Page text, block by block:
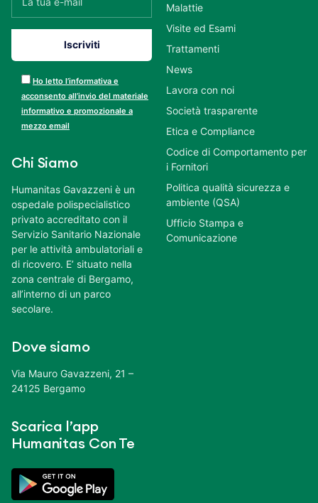
Ho letto l’informativa e
acconsento all’invio del materiale
informativo e promozionale a
mezzo email
Chi Siamo
Humanitas Gavazzeni è un
ospedale polispecialistico
privato accreditato con il
Servizio Sanitario Nazionale
per le attività ambulatoriali e
di ricovero. E’ situato nella
zona centrale di Bergamo,
all’interno di un parco
secolare.
Dove siamo
Via Mauro Gavazzeni, 21 –
24125 Bergamo
Scarica l’app
Humanitas Con Te
Malattie
Visite ed Esami
Trattamenti
News
Lavora con noi
Società trasparente
Etica e Compliance
Codice di Comportamento per
i Fornitori
Politica qualità sicurezza e
ambiente (QSA)
Ufficio Stampa e
Comunicazione